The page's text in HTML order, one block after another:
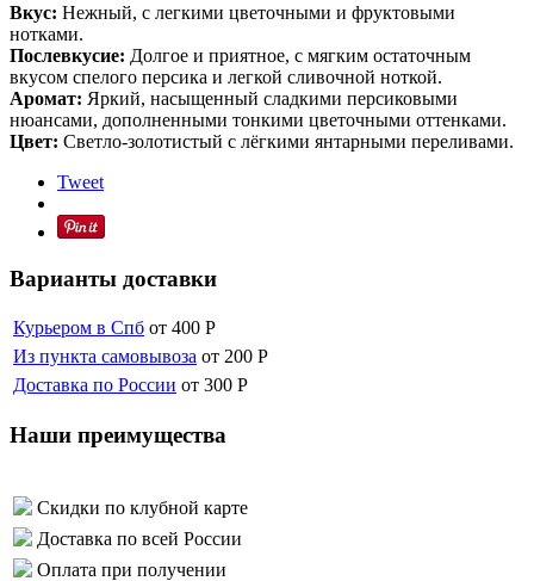
Вкус: Нежный, с легкими цветочными и фруктовыми
нотками.
Послевкусие: Долгое и приятное, с мягким остаточным
вкусом спелого персика и легкой сливочной ноткой.
Аромат: Яркий, насыщенный сладкими персиковыми
нюансами, дополненными тонкими цветочными оттенками.
Цвет: Светло-золотистый с лёгкими янтарными переливами.
Tweet
Варианты доставки
Курьером в Спб от 400 Р
Из пункта самовывоза от 200 Р
Доставка по России от 300 Р
Наши преимущества
Скидки по клубной карте
Доставка по всей России
Оплата при получении